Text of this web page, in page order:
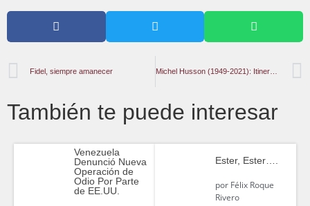
Fidel, siempre amanecer Michel Husson (1949-2021): Itinerario de un economista crítico
También te puede interesar
Venezuela
Denunció Nueva
Operación de
Odio Por Parte
de EE.UU.
Ester, Ester….
porFélix Roque
Rivero